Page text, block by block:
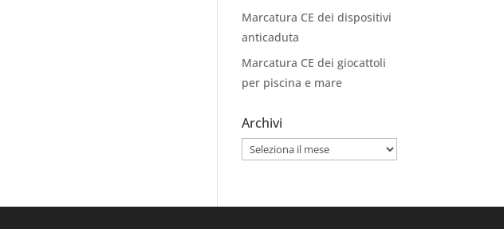
Marcatura CE dei dispositivi
anticaduta
Marcatura CE dei giocattoli
per piscina e mare
Archivi
Archivi